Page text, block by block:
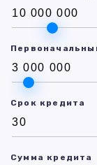
Срок кредита
Сумма кредита